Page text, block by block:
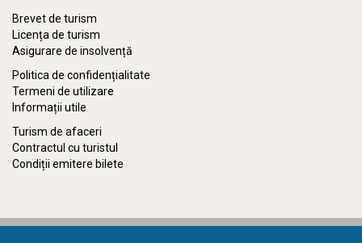
Brevet de turism
Licența de turism
Asigurare de insolvență
Politica de confidențialitate
Termeni de utilizare
Informații utile
Turism de afaceri
Contractul cu turistul
Condiții emitere bilete